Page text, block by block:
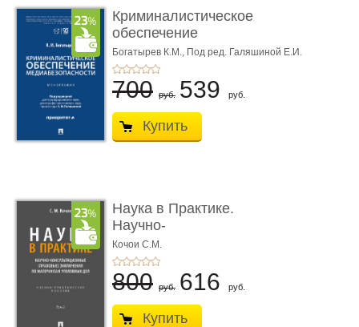
Криминалистическое
обеспечение
медиабезопас� ...
Богатырев К.М., Под ред. Галяшиной Е.И.
700 руб. 539 руб.
Купить
Наука в Практике.
Научно-
консультационные (пра
...
Кочои С.М.
800 руб. 616 руб.
Купить